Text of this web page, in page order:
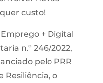
custo!
+ Digital
n.º 246/2022,
pelo PRR
Resiliência, o